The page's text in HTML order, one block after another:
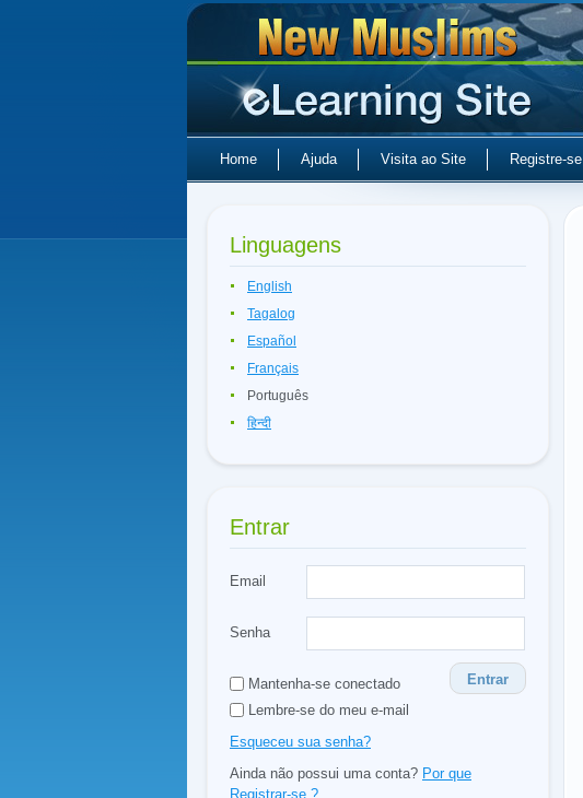
Home Ajuda Visita ao Site Registre-se
Linguagens
English
Tagalog
Español
Français
Português
हिन्दी
Entrar
Email
Senha
Mantenha-se conectado
Entrar
Lembre-se do meu e-mail
Esqueceu sua senha?
Ainda não possui uma conta? Por que
Registrar-se ?